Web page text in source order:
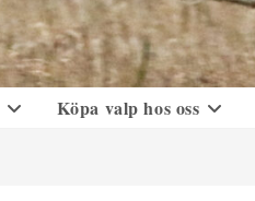
Köpa valp hos oss